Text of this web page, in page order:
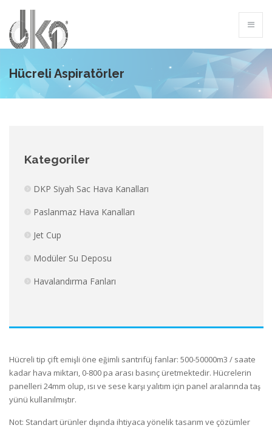
Hücreli Aspiratörler
Kategoriler
DKP Siyah Sac Hava Kanalları
Paslanmaz Hava Kanalları
Jet Cup
Modüler Su Deposu
Havalandırma Fanları
Hücreli tip çift emişli öne eğimli santrifüj fanlar: 500-50000m3 / saate
kadar hava miktarı, 0-800 pa arası basınç üretmektedir. Hücrelerin
panelleri 24mm olup, ısı ve sese karşı yalıtım için panel aralarında taş
yünü kullanılmıştır.
Not: Standart ürünler dışında ihtiyaca yönelik tasarım ve çözümler